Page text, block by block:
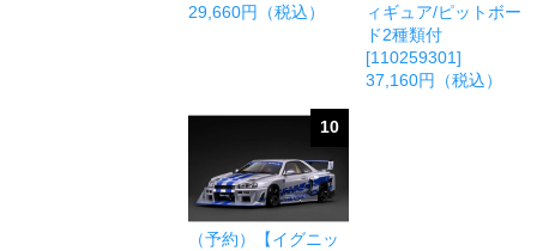
29,660円（税込）
ィギュア/ピットボー
ド2種類付
[110259301]
37,160円（税込）
10
（予約）【イグニッ